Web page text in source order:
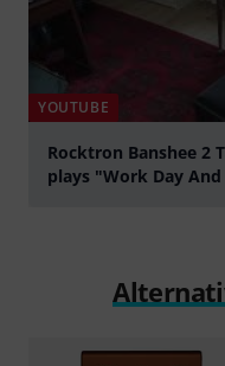
YOUTUBE
Rocktron Banshee 2
plays "Work Day